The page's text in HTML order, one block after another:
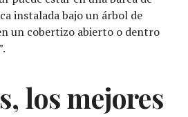
instalada bajo un árbol de
un cobertizo abierto o dentro
los mejores